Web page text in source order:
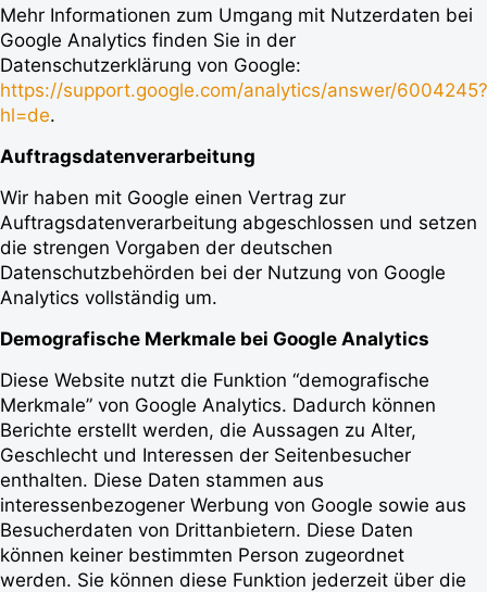
Mehr Informationen zum Umgang mit Nutzerdaten bei
Google Analytics finden Sie in der
Datenschutzerklärung von Google:
https://support.google.com/analytics/answer/6004245?
hl=de.
Auftragsdatenverarbeitung
Wir haben mit Google einen Vertrag zur
Auftragsdatenverarbeitung abgeschlossen und setzen
die strengen Vorgaben der deutschen
Datenschutzbehörden bei der Nutzung von Google
Analytics vollständig um.
Demografische Merkmale bei Google Analytics
Diese Website nutzt die Funktion “demografische
Merkmale” von Google Analytics. Dadurch können
Berichte erstellt werden, die Aussagen zu Alter,
Geschlecht und Interessen der Seitenbesucher
enthalten. Diese Daten stammen aus
interessenbezogener Werbung von Google sowie aus
Besucherdaten von Drittanbietern. Diese Daten
können keiner bestimmten Person zugeordnet
werden. Sie können diese Funktion jederzeit über die